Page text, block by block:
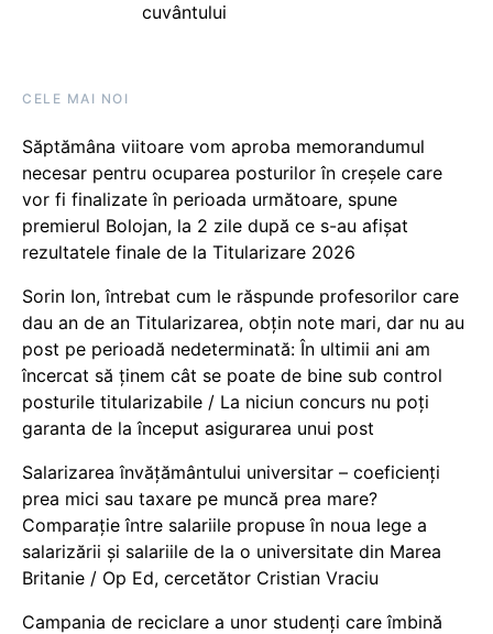
cuvântului
CELE MAI NOI
Săptămâna viitoare vom aproba memorandumul
necesar pentru ocuparea posturilor în creșele care
vor fi finalizate în perioada următoare, spune
premierul Bolojan, la 2 zile după ce s-au afișat
rezultatele finale de la Titularizare 2026
Sorin Ion, întrebat cum le răspunde profesorilor care
dau an de an Titularizarea, obțin note mari, dar nu au
post pe perioadă nedeterminată: În ultimii ani am
încercat să ținem cât se poate de bine sub control
posturile titularizabile / La niciun concurs nu poți
garanta de la început asigurarea unui post
Salarizarea învățământului universitar – coeficienți
prea mici sau taxare pe muncă prea mare?
Comparație între salariile propuse în noua lege a
salarizării și salariile de la o universitate din Marea
Britanie / Op Ed, cercetător Cristian Vraciu
Campania de reciclare a unor studenți care îmbină